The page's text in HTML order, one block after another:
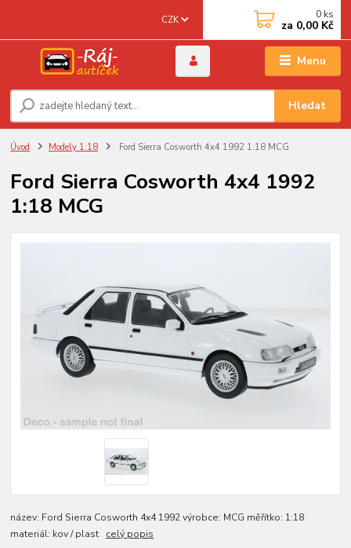
Menu
CZK
Hledat
0 ks
za 0,00 Kč
Úvod Modely 1:18 Ford Sierra Cosworth 4x4 1992 1:18 MCG
Ford Sierra Cosworth 4x4 1992
1:18 MCG
název: Ford Sierra Cosworth 4x4 1992 výrobce: MCG měřítko: 1:18
materiál: kov / plast celý popis